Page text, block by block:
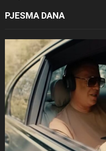
PJESMA DANA